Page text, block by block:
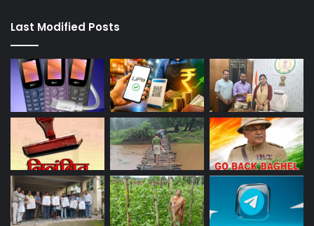
Last Modified Posts